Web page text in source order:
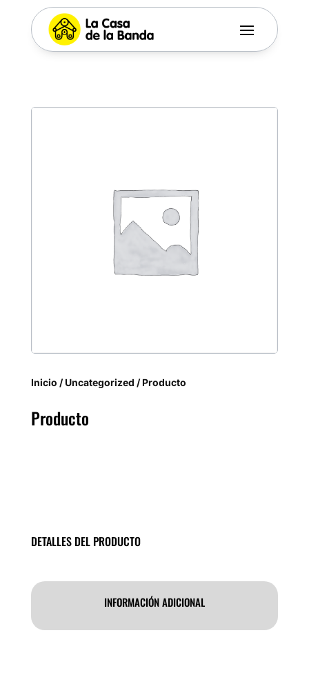
Inicio /Uncategorized / Producto
Producto
DETALLES DEL PRODUCTO
INFORMACIÓN ADICIONAL